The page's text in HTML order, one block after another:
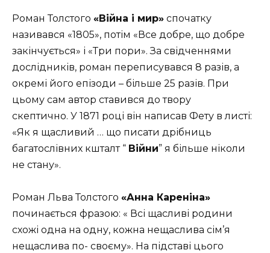
Роман Толстого «Війна і мир» спочатку
називався «1805», потім «Все добре, що добре
закінчується» і «Три пори». За свідченнями
дослідників, роман переписувався 8 разів, а
окремі його епізоди – більше 25 разів. При
цьому сам автор ставився до твору
скептично. У 1871 році він написав Фету в листі:
«Як я щасливий … що писати дрібниць
багатослівних кшталт “ Війни” я більше ніколи
не стану».
Роман Льва Толстого «Анна Кареніна»
починається фразою: « Всі щасливі родини
схожі одна на одну, кожна нещаслива сім’я
нещаслива по- своєму». На підставі цього